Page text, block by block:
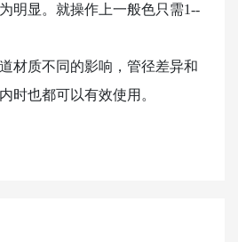
明显。就操作上一般色只需1--
材质不同的影响，管径差异和
时也都可以有效使用。